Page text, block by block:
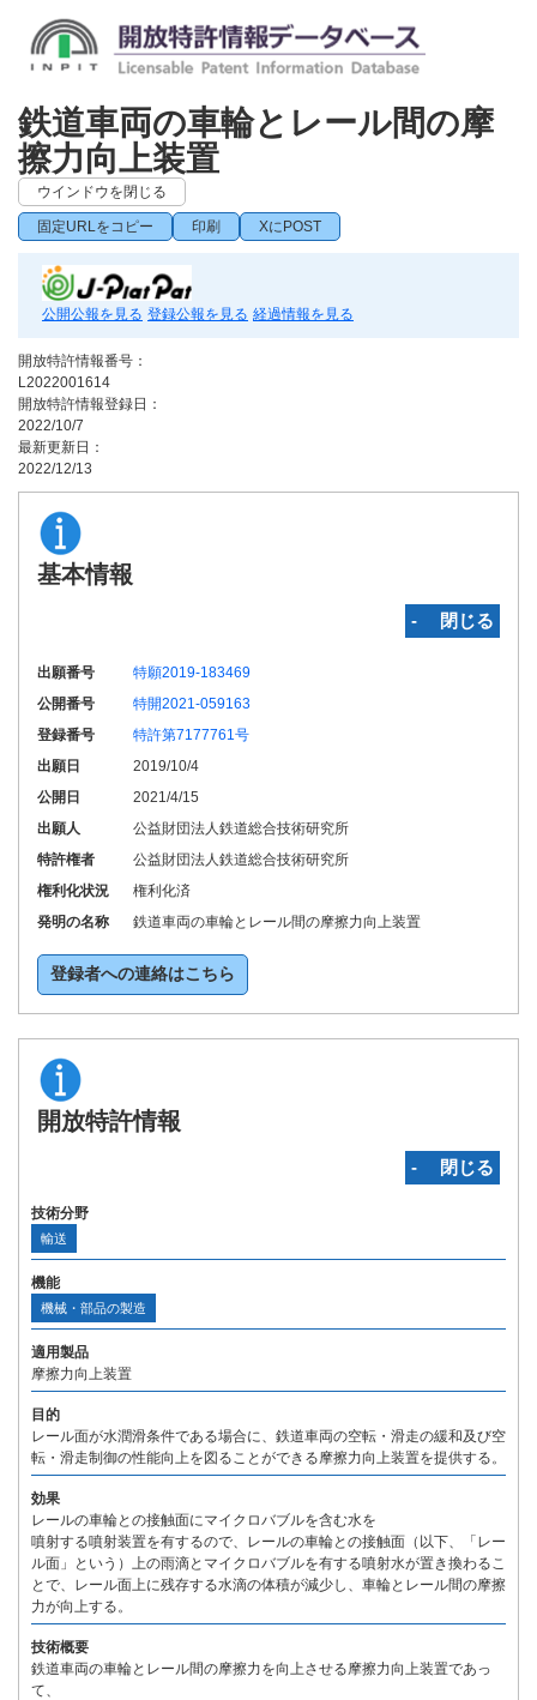
鉄道車両の車輪とレール間の摩
擦力向上装置
ウインドウを閉じる
固定URLをコピー 印刷 XにPOST
公開公報を見る 登録公報を見る 経過情報を見る
開放特許情報番号：
L2022001614
開放特許情報登録日：
2022/10/7
最新更新日：
2022/12/13
基本情報
‐ 閉じる
出願番号
特願2019-183469
公開番号
特開2021-059163
登録番号
特許第7177761号
出願日
2019/10/4
公開日
2021/4/15
出願人
公益財団法人鉄道総合技術研究所
特許権者
公益財団法人鉄道総合技術研究所
権利化状況
権利化済
発明の名称
鉄道車両の車輪とレール間の摩擦力向上装置
登録者への連絡はこちら
開放特許情報
‐ 閉じる
技術分野
輸送
機能
機械・部品の製造
適用製品
摩擦力向上装置
目的
レール面が水潤滑条件である場合に、鉄道車両の空転・滑走の緩和及び空
転・滑走制御の性能向上を図ることができる摩擦力向上装置を提供する。
効果
レールの車輪との接触面にマイクロバブルを含む水を
噴射する噴射装置を有するので、レールの車輪との接触面（以下、「レー
ル面」という）上の雨滴とマイクロバブルを有する噴射水が置き換わるこ
とで、レール面上に残存する水滴の体積が減少し、車輪とレール間の摩擦
力が向上する。
技術概要
鉄道車両の車輪とレール間の摩擦力を向上させる摩擦力向上装置であっ
て、